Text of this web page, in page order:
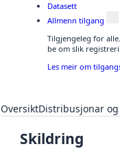
Datasett
Allmenn tilgang
Tilgjengeleg for
be om slik
Les meir om
OversiktDistribusjonar og
Skildring